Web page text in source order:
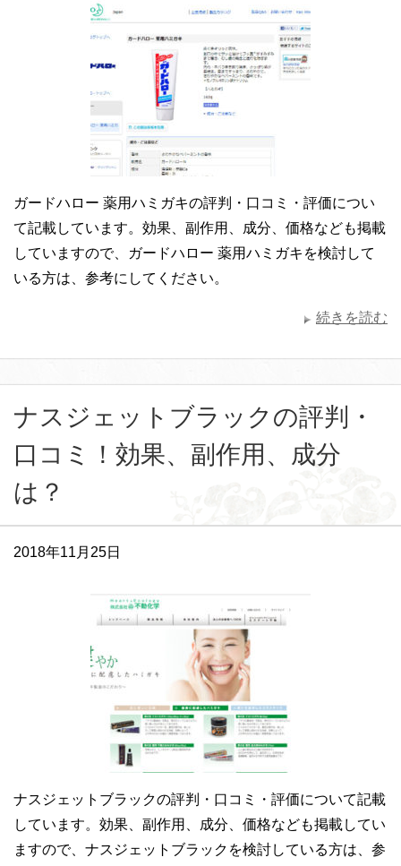
ガードハロー 薬用ハミガキの評判・口コミ・評価につい
て記載しています。効果、副作用、成分、価格なども掲載
していますので、ガードハロー 薬用ハミガキを検討して
いる方は、参考にしてください。
続きを読む
ナスジェットブラックの評判・
口コミ！効果、副作用、成分
は？
2018年11月25日
ナスジェットブラックの評判・口コミ・評価について記載
しています。効果、副作用、成分、価格なども掲載してい
ますので、ナスジェットブラックを検討している方は、参